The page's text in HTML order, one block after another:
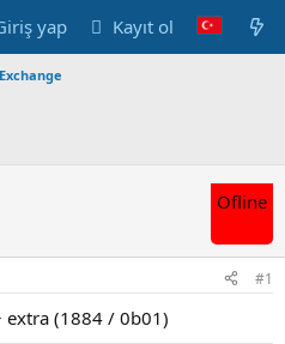
yap Kayıt ol
Ofline
#1
extra (1884 / 0b01)